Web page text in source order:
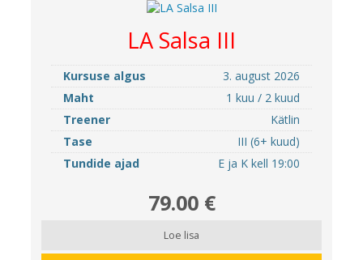
LA Salsa III
Kursuse algus
3. august 2026
Maht
1 kuu / 2 kuud
Treener
Kätlin
Tase
III (6+ kuud)
Tundide ajad
E ja K kell 19:00
79.00 €
Loe lisa